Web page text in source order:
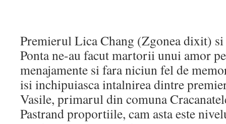
Premierul Lica Chang (Zgonea dixit)
Ponta ne-au facut martorii unui amor
menajamente si fara niciun fel de
isi inchipuiasca intalnirea dintre
Vasile, primarul din comuna
Pastrand proportiile, cam asta este